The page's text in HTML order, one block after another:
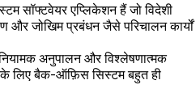
सॉफ्टवेयर एप्लिकेशन हैं जो विदेशी
और जोखिम प्रबंधन जैसे परिचालन कार्यों
अनुपालन और विश्लेषणात्मक
के लिए बैक-ऑफ़िस सिस्टम बहुत ही